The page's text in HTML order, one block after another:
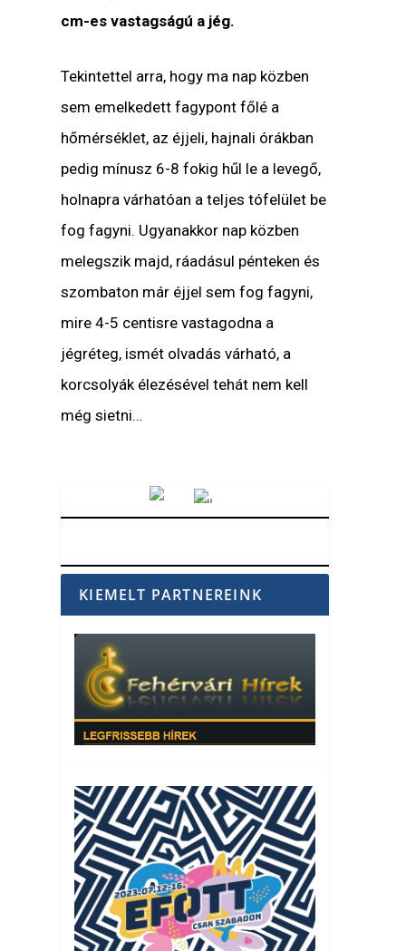
cm-es vastagságú a jég.
Tekintettel arra, hogy ma nap közben
sem emelkedett fagypont főlé a
hőmérséklet, az éjjeli, hajnali órákban
pedig mínusz 6-8 fokig hűl le a levegő,
holnapra várhatóan a teljes tófelület be
fog fagyni. Ugyanakkor nap közben
melegszik majd, ráadásul pénteken és
szombaton már éjjel sem fog fagyni,
mire 4-5 centisre vastagodna a
jégréteg, ismét olvadás várható, a
korcsolyák élezésével tehát nem kell
még sietni…
KIEMELT PARTNEREINK